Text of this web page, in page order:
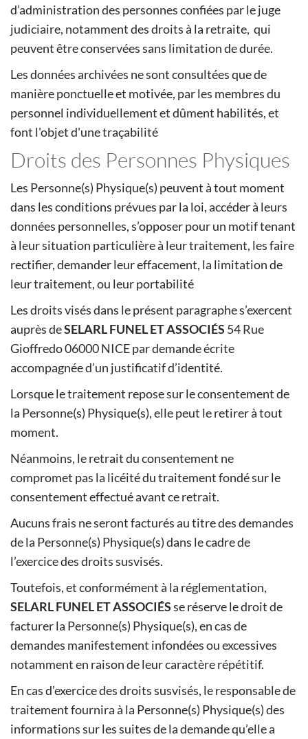
d’administration des personnes confiées par le juge
judiciaire, notamment des droits à la retraite, qui
peuvent être conservées sans limitation de durée.
Les données archivées ne sont consultées que de
manière ponctuelle et motivée, par les membres du
personnel individuellement et dûment habilités, et
font l'objet d'une traçabilité
Droits des Personnes Physiques
Les Personne(s) Physique(s) peuvent à tout moment
dans les conditions prévues par la loi, accéder à leurs
données personnelles, s’opposer pour un motif tenant
à leur situation particulière à leur traitement, les faire
rectifier, demander leur effacement, la limitation de
leur traitement, ou leur portabilité
Les droits visés dans le présent paragraphe s’exercent
auprès deSELARL FUNEL ET ASSOCIÉS 54 Rue
Gioffredo 06000 NICE par demande écrite
accompagnée d’un justificatif d’identité.
Lorsque le traitement repose sur le consentement de
la Personne(s) Physique(s), elle peut le retirer à tout
moment.
Néanmoins, le retrait du consentement ne
compromet pas la licéité du traitement fondé sur le
consentement effectué avant ce retrait.
Aucuns frais ne seront facturés au titre des demandes
de la Personne(s) Physique(s) dans le cadre de
l’exercice des droits susvisés.
Toutefois, et conformément à la réglementation,
SELARL FUNEL ET ASSOCIÉSse réserve le droit de
facturer la Personne(s) Physique(s), en cas de
demandes manifestement infondées ou excessives
notamment en raison de leur caractère répétitif.
En cas d’exercice des droits susvisés, le responsable de
traitement fournira à la Personne(s) Physique(s) des
informations sur les suites de la demande qu’elle a